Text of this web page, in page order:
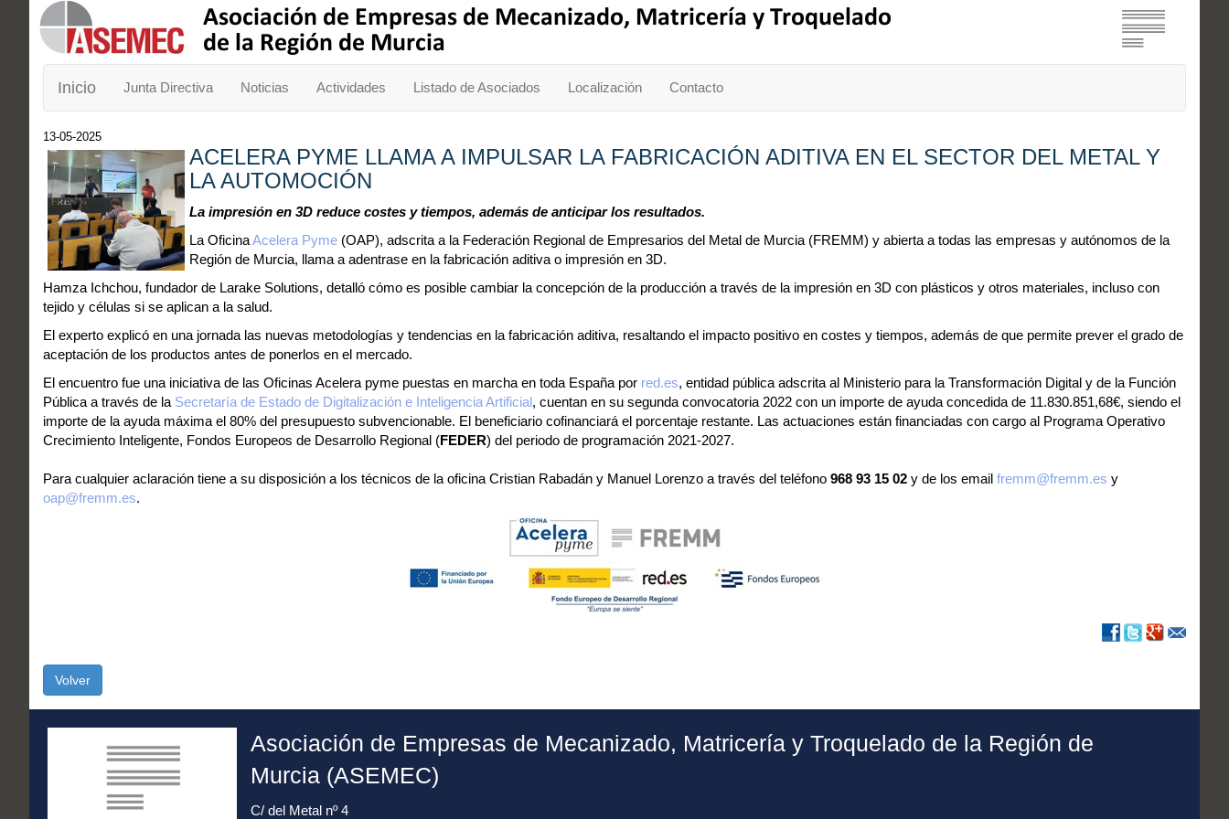
Inicio Junta Directiva Noticias Actividades Listado de Asociados Localización Contacto
13-05-2025
ACELERA PYME LLAMA A IMPULSAR LA FABRICACIÓN ADITIVA EN EL SECTOR DEL METAL Y
LA AUTOMOCIÓN
La impresión en 3D reduce costes y tiempos, además de anticipar los resultados.
La OficinaAcelera Pyme (OAP), adscrita a la Federación Regional de Empresarios del Metal de Murcia (FREMM) y abierta a todas las empresas y autónomos de la
Región de Murcia, llama a adentrase en la fabricación aditiva o impresión en 3D.
Hamza Ichchou, fundador de Larake Solutions, detalló cómo es posible cambiar la concepción de la producción a través de la impresión en 3D con plásticos y otros materiales, incluso con
tejido y células si se aplican a la salud.
El experto explicó en una jornada las nuevas metodologías y tendencias en la fabricación aditiva, resaltando el impacto positivo en costes y tiempos, además de que permite prever el grado de
aceptación de los productos antes de ponerlos en el mercado.
El encuentro fue una iniciativa de las Oficinas Acelera pyme puestas en marcha en toda España por red.es, entidad pública adscrita al Ministerio para la Transformación Digital y de la Función
Pública a través de la Secretaría de Estado de Digitalización e Inteligencia Artificial, cuentan en su segunda convocatoria 2022 con un importe de ayuda concedida de 11.830.851,68€, siendo el
importe de la ayuda máxima el 80% del presupuesto subvencionable. El beneficiario cofinanciará el porcentaje restante. Las actuaciones están financiadas con cargo al Programa Operativo
Crecimiento Inteligente, Fondos Europeos de Desarrollo Regional (FEDER) del periodo de programación 2021-2027.
Para cualquier aclaración tiene a su disposición a los técnicos de la oficina Cristian Rabadán y Manuel Lorenzo a través del teléfono 968 93 15 02 y de los email fremm@fremm.es y
oap@fremm.es.
Volver
Asociación de Empresas de Mecanizado, Matricería y Troquelado de la Región de
Murcia (ASEMEC)
C/ del Metal nº 4